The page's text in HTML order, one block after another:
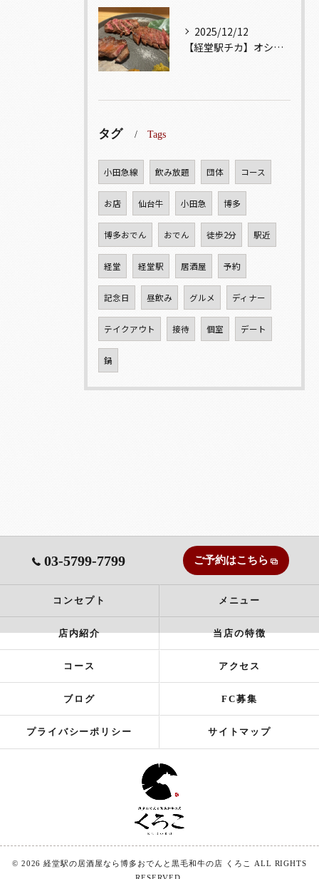
2025/12/12
【経堂駅チカ】オシャレ居酒屋🏮自慢のお肉が楽しめる🐃お得なコ...
タグ Tags
小田急線 飲み放題 団体 コース
お店 仙台牛 小田急 博多
博多おでん おでん 徒歩2分 駅近
経堂 経堂駅 居酒屋 予約
記念日 昼飲み グルメ ディナー
テイクアウト 接待 個室 デート
鍋
03-5799-7799 ご予約はこちら
コンセプト メニュー
店内紹介 当店の特徴
コース アクセス
ブログ FC募集
プライバシーポリシー サイトマップ
© 2026 経堂駅の居酒屋なら博多おでんと黒毛和牛の店 くろこ ALL RIGHTS